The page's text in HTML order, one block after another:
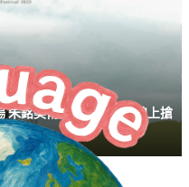
朱銘美術館展期優惠票線上搶